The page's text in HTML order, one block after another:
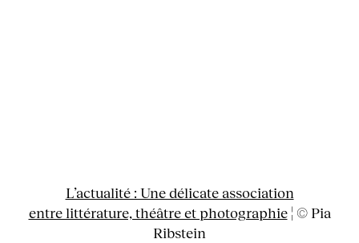
L’actualité : Une délicate association
entre littérature, théâtre et photographie¦ © Pia
Ribstein